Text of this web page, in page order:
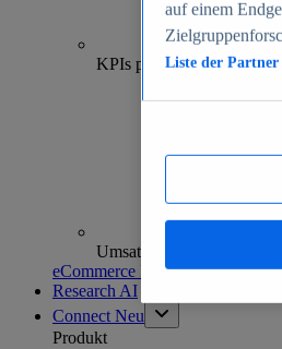
KPIs pro Shop
Umsatzanalysen und -
eCommerce Insights entdecken
Research AI
Connect Neu
Produkt
auf einem
Liste der